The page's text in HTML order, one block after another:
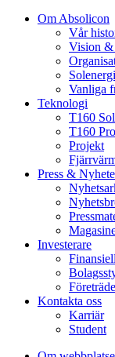
Om Absolicon
Vår
Vision &
Solenergi
Vanliga
Teknologi
T160
T160
Projekt
Press &
Investerare
Kontakta oss
Karriär
Student